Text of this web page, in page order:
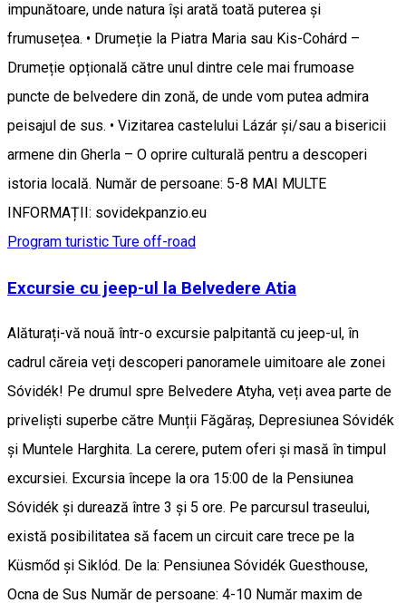
impunătoare, unde natura își arată toată puterea și
frumusețea. • Drumeție la Piatra Maria sau Kis-Cohárd –
Drumeție opțională către unul dintre cele mai frumoase
puncte de belvedere din zonă, de unde vom putea admira
peisajul de sus. • Vizitarea castelului Lázár și/sau a bisericii
armene din Gherla – O oprire culturală pentru a descoperi
istoria locală. Număr de persoane: 5-8 MAI MULTE
INFORMAȚII: sovidekpanzio.eu
Program turistic Ture off-road
Excursie cu jeep-ul la Belvedere Atia
Alăturați-vă nouă într-o excursie palpitantă cu jeep-ul, în
cadrul căreia veți descoperi panoramele uimitoare ale zonei
Sóvidék! Pe drumul spre Belvedere Atyha, veți avea parte de
priveliști superbe către Munții Făgăraș, Depresiunea Sóvidék
și Muntele Harghita. La cerere, putem oferi și masă în timpul
excursiei. Excursia începe la ora 15:00 de la Pensiunea
Sóvidék și durează între 3 și 5 ore. Pe parcursul traseului,
există posibilitatea să facem un circuit care trece pe la
Küsmőd și Siklód. De la: Pensiunea Sóvidék Guesthouse,
Ocna de Sus Număr de persoane: 4-10 Număr maxim de